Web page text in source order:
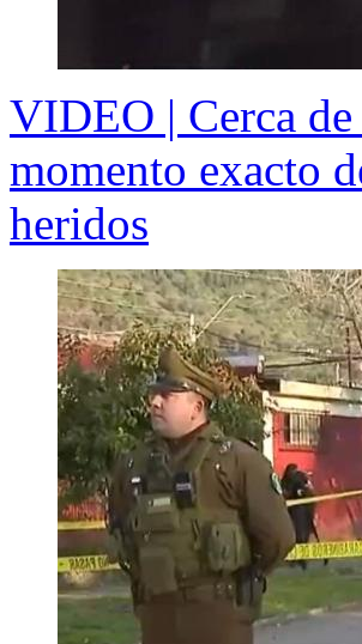
VIDEO | Cerca
momento exacto
heridos